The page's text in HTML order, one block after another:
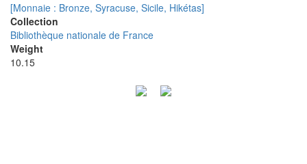
[Monnaie : Bronze, Syracuse, Sicile, Hikétas]
Collection
Bibliothèque nationale de France
Weight
10.15